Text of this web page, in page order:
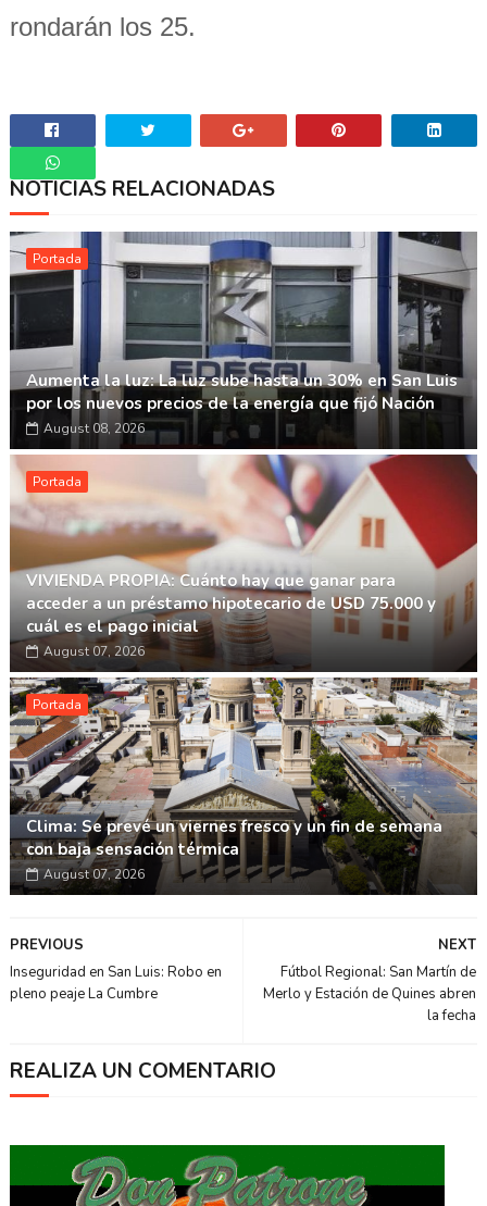
rondarán los 25.
Whatsapp
NOTICIAS RELACIONADAS
Portada
Aumenta la luz: La luz sube hasta un 30% en San Luis
por los nuevos precios de la energía que fijó Nación
August 08, 2026
Portada
VIVIENDA PROPIA: Cuánto hay que ganar para
acceder a un préstamo hipotecario de USD 75.000 y
cuál es el pago inicial
August 07, 2026
Portada
Clima: Se prevé un viernes fresco y un fin de semana
con baja sensación térmica
August 07, 2026
NEXT
Fútbol Regional: San Martín de
Merlo y Estación de Quines abren
la fecha
PREVIOUS
Inseguridad en San Luis: Robo en
pleno peaje La Cumbre
REALIZA UN COMENTARIO